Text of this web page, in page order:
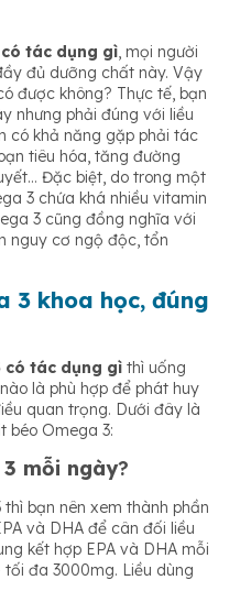
tác dụng gì, mọi người
đủ dưỡng chất này. Vậy
được không? Thực tế, bạn
nhưng phải đúng với liều
có khả năng gặp phải tác
tiêu hóa, tăng đường
Đặc biệt, do trong một
3 chứa khá nhiều vitamin
3 cũng đồng nghĩa với
nguy cơ ngộ độc, tổn
3 khoa học, đúng
có tác dụng gì thì uống
là phù hợp để phát huy
quan trọng. Dưới đây là
béo Omega 3:
mỗi ngày?
bạn nên xem thành phần
và DHA để cân đối liều
kết hợp EPA và DHA mỗi
đa 3000mg. Liều dùng